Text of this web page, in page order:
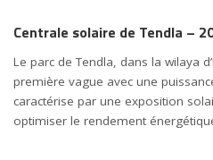
Centrale solaire de Tendla –
Le parc de Tendla, dans la wilaya
première vague avec une
caractérise par une exposition
optimiser le rendement